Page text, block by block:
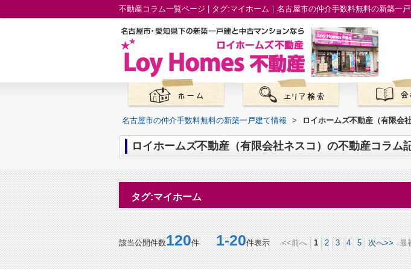
名古屋市の仲介手数料無料の新築一戸建て情報 > ロイホームズ不動産（有限会
ロイホームズ不動産（有限会社ネスコ）の不動産コラム
タグ:マイホーム
該当公開件数120件1-20件表示 <<前へ 1 2 3 4 5 次へ>> 最